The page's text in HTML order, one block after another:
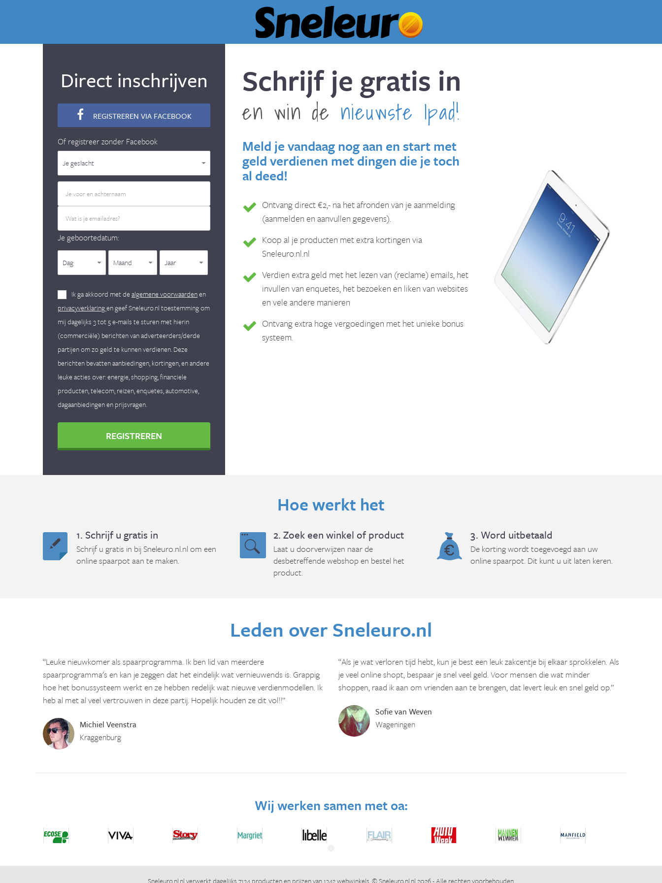
Direct inschrijven
REGISTREREN VIA FACEBOOK
Of registreer zonder Facebook
Je geslacht
Je geboortedatum:
Dag Maand Jaar
Ik ga akkoord met dealgemene voorwaardenen
privacyverklaringen geef Sneleuro.nl toestemming om
mij dagelijks 3 tot 5 e-mails te sturen met hierin
(commerciële) berichten van adverteerders/derde
partijen om zo geld te kunnen verdienen. Deze
berichten bevatten aanbiedingen, kortingen, en andere
leuke acties over: energie, shopping, financiele
producten, telecom, reizen, enquetes, automotive,
dagaanbiedingen en prijsvragen.
REGISTREREN
Schrijf je gratis in
en win de nieuwste Ipad!
Meld je vandaag nog aan en start met
geld verdienen met dingen die je toch
al deed!
Ontvang direct €2,- na het afronden van je aanmelding
(aanmelden en aanvullen gegevens).
Koop al je producten met extra kortingen via
Sneleuro.nl.nl
Verdien extra geld met het lezen van (reclame) emails, het
invullen van enquetes, het bezoeken en liken van websites
en vele andere manieren
Ontvang extra hoge vergoedingen met het unieke bonus
systeem.
Hoe werkt het
1. Schrijf u gratis in
Schrijf u gratis in bij Sneleuro.nl.nl om een
online spaarpot aan te maken.
2. Zoek een winkel of product
Laat u doorverwijzen naar de
desbetreffende webshop en bestel het
product.
3. Word uitbetaald
De korting wordt toegevoegd aan uw
online spaarpot. Dit kunt u uit laten keren.
Leden over Sneleuro.nl
“Leuke nieuwkomer als spaarprogramma. Ik ben lid van meerdere
spaarprogramma's en kan je zeggen dat het eindelijk wat vernieuwends is. Grappig
hoe het bonussysteem werkt en ze hebben redelijk wat nieuwe verdienmodellen. Ik
heb al met al veel vertrouwen in deze partij. Hopelijk houden ze dit vol!!”
Michiel Veenstra
Kraggenburg
“Als je wat verloren tijd hebt, kun je best een leuk zakcentje bij elkaar sprokkelen. Als
je veel online shopt, bespaar je snel veel geld. Voor mensen die wat minder
shoppen, raad ik aan om vrienden aan te brengen, dat levert leuk en snel geld op.”
Sofie van Weven
Wageningen
Wij werken samen met oa:
Sneleuro.nl.nlverwerkt dagelijks 7134 producten en prijzen van 1342 webwinkels. ©Sneleuro.nl.nl2026 - Alle rechten voorbehouden.